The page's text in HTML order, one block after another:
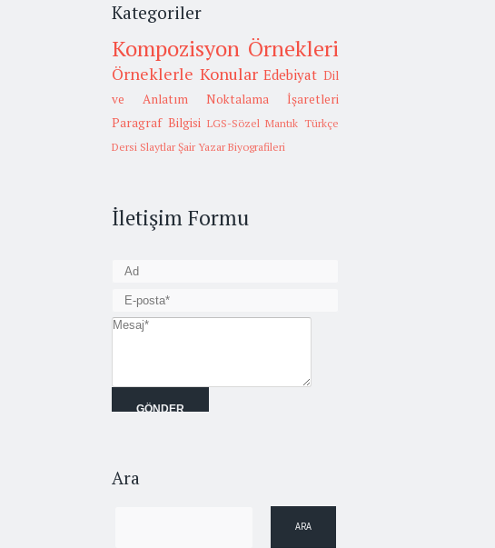
Kategoriler
Kompozisyon Örnekleri
Örneklerle Konular Edebiyat Dil
ve Anlatım
Noktalama İşaretleri
Paragraf Bilgisi LGS-Sözel Mantık Türkçe
Dersi Slaytlar Şair Yazar Biyografileri
İletişim Formu
Ara